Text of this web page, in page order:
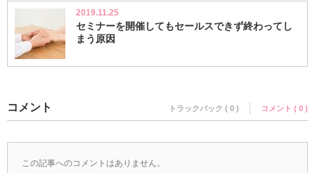
2019.11.25
セミナーを開催してもセールスできず終わってし
まう原因
コメント トラックバック ( 0 ) コメント ( 0 )
この記事へのコメントはありません。